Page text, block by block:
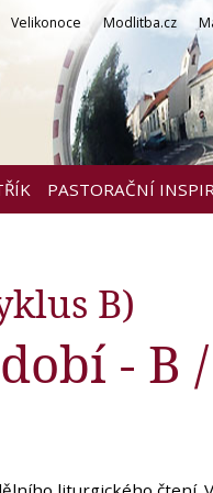
Velikonoce Modlitba.cz
PASTORAČNÍ
B)
- B